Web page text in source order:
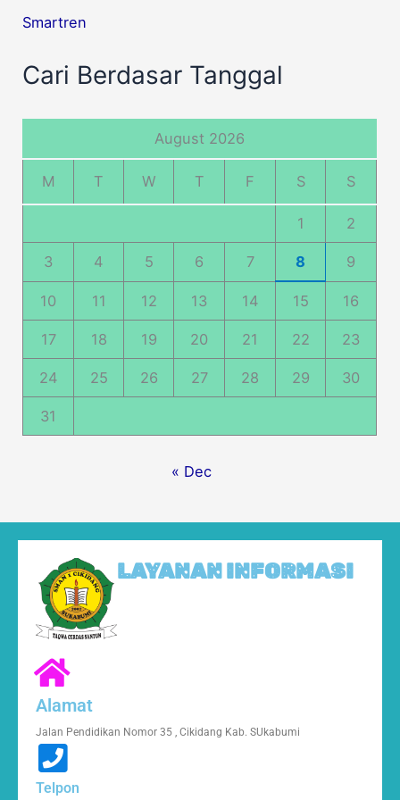
Smartren
Cari Berdasar Tanggal
August 2026
M T W T F S S
1 2
3 4 5 6 7 8 9
10 11 12 13 14 15 16
17 18 19 20 21 22 23
24 25 26 27 28 29 30
31
« Dec
LAYANAN INFORMASI
Alamat
Jalan Pendidikan Nomor 35 , Cikidang Kab. SUkabumi
Telpon